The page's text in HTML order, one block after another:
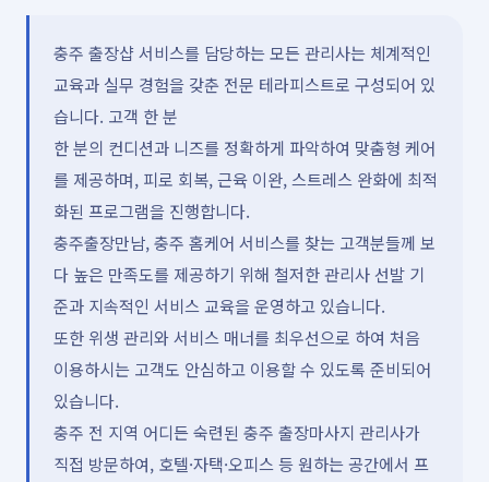
충주 출장샵 서비스를 담당하는 모든 관리사는 체계적인
교육과 실무 경험을 갖춘 전문 테라피스트로 구성되어 있
습니다. 고객 한 분
한 분의 컨디션과 니즈를 정확하게 파악하여 맞춤형 케어
를 제공하며, 피로 회복, 근육 이완, 스트레스 완화에 최적
화된 프로그램을 진행합니다.
충주출장만남, 충주 홈케어 서비스를 찾는 고객분들께 보
다 높은 만족도를 제공하기 위해 철저한 관리사 선발 기
준과 지속적인 서비스 교육을 운영하고 있습니다.
또한 위생 관리와 서비스 매너를 최우선으로 하여 처음
이용하시는 고객도 안심하고 이용할 수 있도록 준비되어
있습니다.
충주 전 지역 어디든 숙련된 충주 출장마사지 관리사가
직접 방문하여, 호텔·자택·오피스 등 원하는 공간에서 프